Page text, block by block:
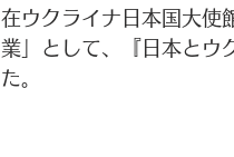
在ウクライナ日本国大
業」として、『日本とウ
た。